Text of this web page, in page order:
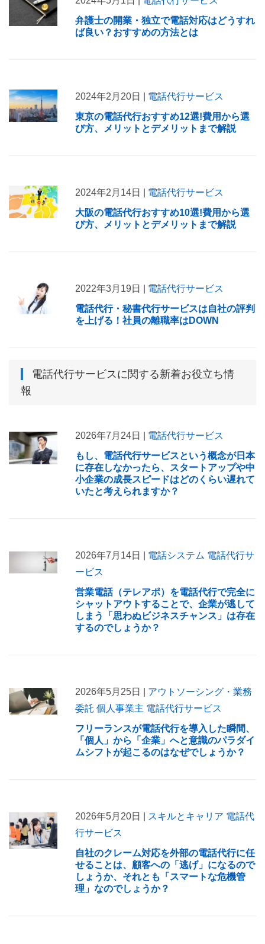
弁護士の開業・独立で電話対応はどうすれ
ば良い？おすすめの方法とは
2024年2月20日 | 電話代行サービス
東京の電話代行おすすめ12選!費用から選
び方、メリットとデメリットまで解説
2024年2月14日 | 電話代行サービス
大阪の電話代行おすすめ10選!費用から選
び方、メリットとデメリットまで解説
2022年3月19日 | 電話代行サービス
電話代行・秘書代行サービスは自社の評判
を上げる！社員の離職率はDOWN
電話代行サービスに関する新着お役立ち情
報
2026年7月24日 | 電話代行サービス
もし、電話代行サービスという概念が日本
に存在しなかったら、スタートアップや中
小企業の成長スピードはどのくらい遅れて
いたと考えられますか？
2026年7月14日 | 電話システム 電話代行サ
ービス
営業電話（テレアポ）を電話代行で完全に
シャットアウトすることで、企業が逃して
しまう「思わぬビジネスチャンス」は存在
するのでしょうか？
2026年5月25日 | アウトソーシング・業務
委託 個人事業主 電話代行サービス
フリーランスが電話代行を導入した瞬間、
「個人」から「企業」へと意識のパラダイ
ムシフトが起こるのはなぜでしょうか？
2026年5月20日 | スキルとキャリア 電話代
行サービス
自社のクレーム対応を外部の電話代行に任
せることは、顧客への「逃げ」になるので
しょうか、それとも「スマートな危機管
理」なのでしょうか？